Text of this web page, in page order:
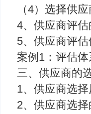
（4）选择供
4、供应商评估
5、供应商评
案例1：评估
三、供应商的
1、供应商选择
2、供应商选